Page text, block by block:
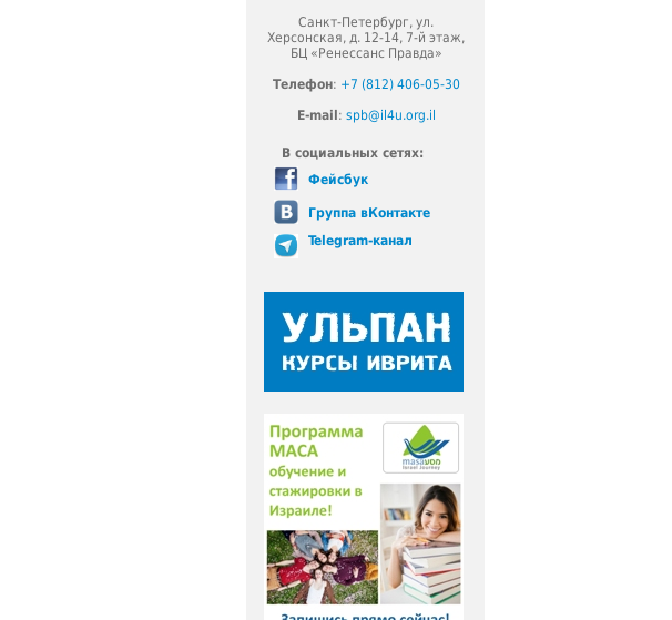
Санкт-Петербург, ул.
Херсонская, д. 12-14, 7-й этаж,
БЦ «Ренессанс Правда»
Телефон: +7 (812) 406-05-30
E-mail : spb@il4u.org.il
В социальных сетях:
Фейсбук
Группа вКонтакте
Telegram-канал